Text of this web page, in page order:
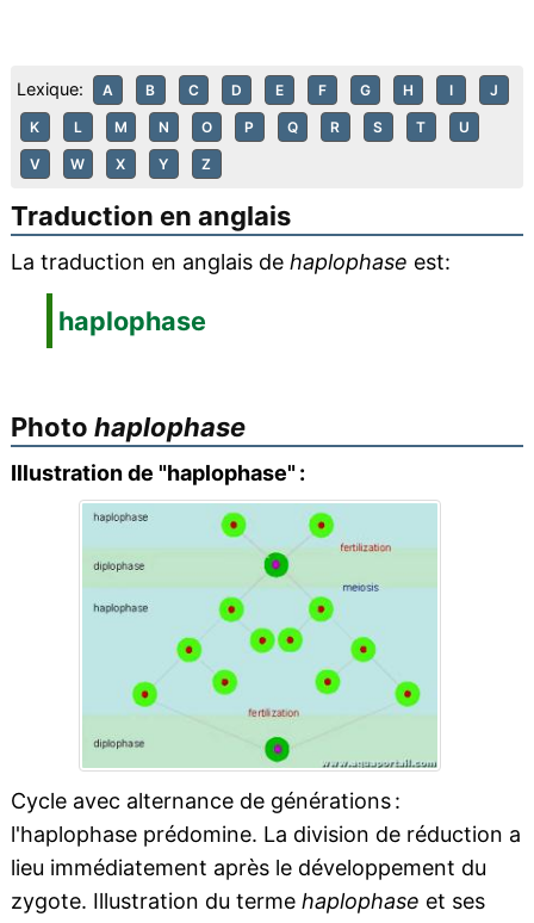
Lexique: A B C D E F G H I J
K L M N O P Q R S T U
V W X Y Z
Traduction en anglais
La traduction en anglais de haplophase est:
haplophase
Photo haplophase
Illustration de "haplophase" :
Cycle avec alternance de générations :
l'haplophase prédomine. La division de réduction a
lieu immédiatement après le développement du
zygote. Illustration du terme haplophase et ses